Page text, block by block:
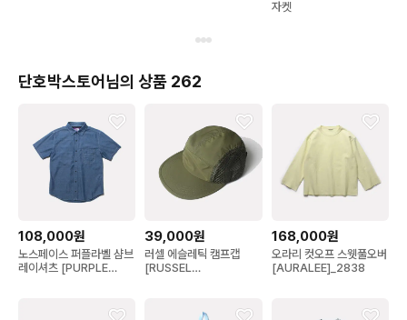
자켓
단호박스토어님의 상품 262
108,000원
노스페이스 퍼플라벨 샴브
레이셔츠 [PURPLE
39,000원
러셀 에슬레틱 캠프캡
[RUSSEL
168,000원
오라리 컷오프 스웻풀오버
[AURALEE]_2838